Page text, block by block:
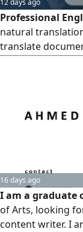
12 days ago
Professional
natural
translate
16 days ago
I am a graduate
of Arts, looking
content writer. I